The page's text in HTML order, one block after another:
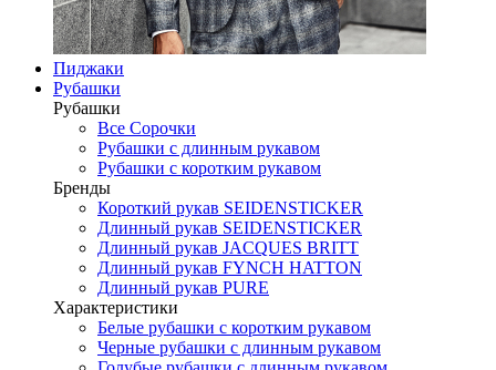
Пиджаки
Рубашки
Рубашки
Все Сорочки
Рубашки с длинным рукавом
Рубашки с коротким рукавом
Бренды
Короткий рукав SEIDENSTICKER
Длинный рукав SEIDENSTICKER
Длинный рукав JAСQUES BRITT
Длинный рукав FYNCH HATTON
Длинный рукав PURE
Характеристики
Белые рубашки с коротким рукавом
Черные рубашки с длинным рукавом